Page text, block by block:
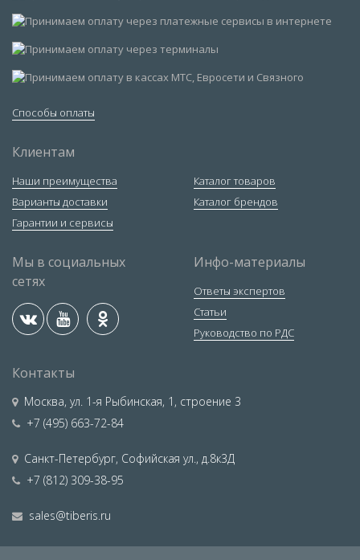
Способы оплаты
Клиентам
Наши преимущества
Варианты доставки
Гарантии и сервисы
Каталог товаров
Каталог брендов
Мы в социальных
сетях
Инфо-материалы
Ответы экспертов
Статьи
Руководство по РДС
Контакты
Москва, ул. 1-я Рыбинская, 1, строение 3
+7 (495) 663-72-84
Санкт-Петербург, Софийская ул., д.8к3Д
+7 (812) 309-38-95
sales@tiberis.ru